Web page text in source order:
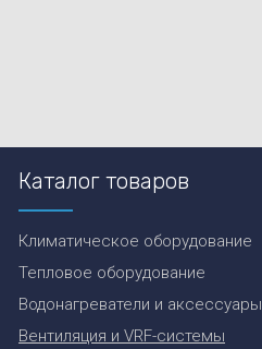
Каталог товаров
Климатическое оборудование
Тепловое оборудование
Водонагреватели и аксессуары
Вентиляция и VRF-системы